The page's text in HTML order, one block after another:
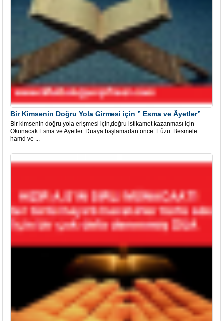
Bir Kimsenin Doğru Yola Girmesi için ” Esma ve Âyetler”
Bir kimsenin doğru yola erişmesi için,doğru istikamet kazanması için
Okunacak Esma ve Ayetler. Duaya başlamadan önce Eûzü Besmele
hamd ve ...